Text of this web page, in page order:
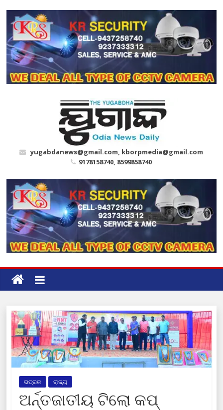
content
yugabdanews@gmail.com, kborpmedia@gmail.com
9178158740, 8599858740
ଭଦ୍ରକ ରାଜ୍ୟ
ଅର୍ନ୍ତଜାତୀୟ ଟିଲୋ କପ୍‌